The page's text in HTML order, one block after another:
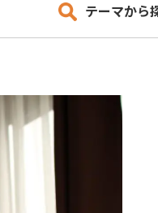
テーマから